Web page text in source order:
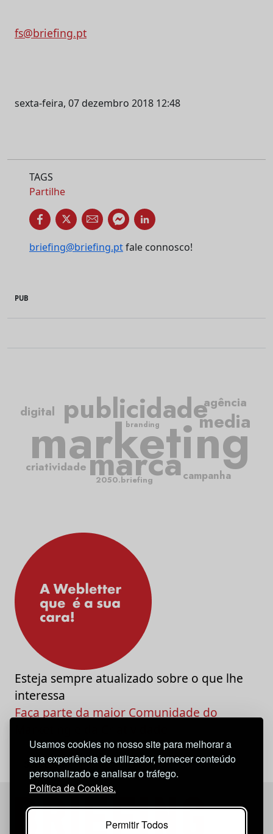
Usamos cookies no nosso site para melhorar a
sua experiência de utilizador, fornecer conteúdo
personalizado e analisar o tráfego.
Política de Cookies.
Permitir Todos
fs@briefing.pt
sexta-feira, 07 dezembro 2018 12:48
TAGS
Partilhe
briefing@briefing.ptfale connosco!
PUB
marketing
publicidade
marca
criatividade
campanha
media
agência
digital
2050.briefing
branding
Esteja sempre atualizado sobre o que lhe
interessa
Faça parte da maior Comunidade do